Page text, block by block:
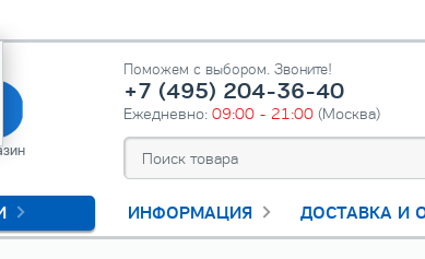
Поможем с выбором. Звоните!
+7 (495) 204-36-40
Ежедневно:09:00 - 21:00 (Москва)
ИНФОРМАЦИЯ ДОСТАВКА И